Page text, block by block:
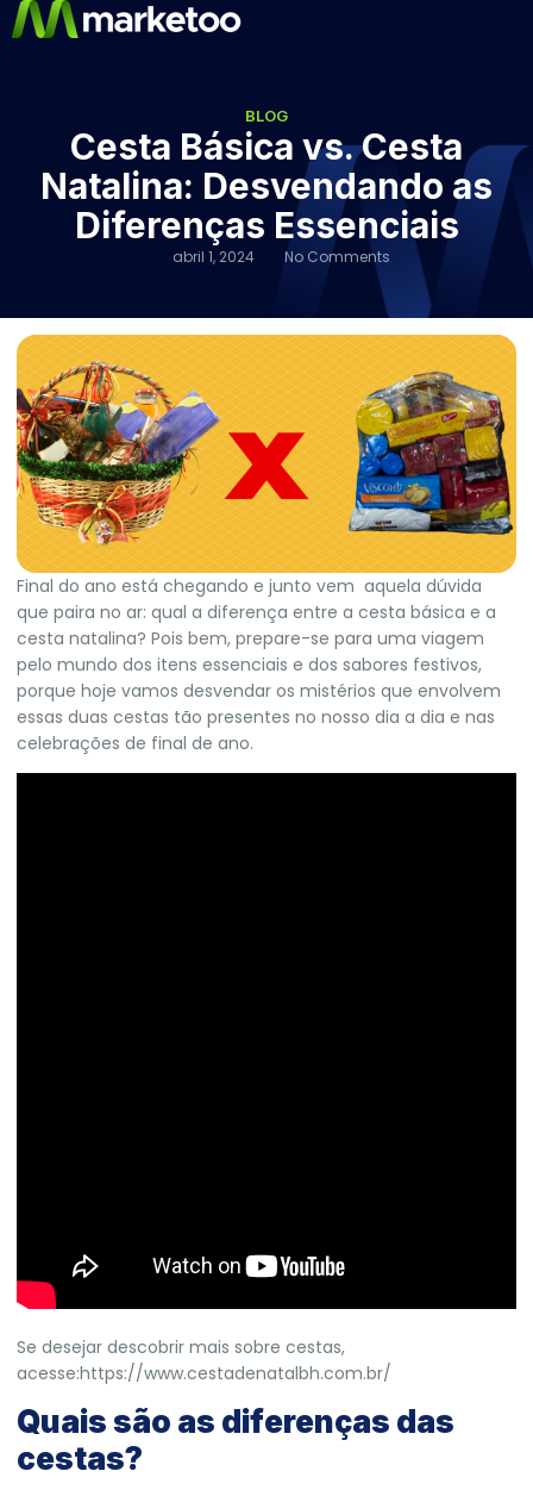
BLOG
Cesta Básica vs. Cesta
Natalina: Desvendando as
Diferenças Essenciais
abril 1, 2024 No Comments
Final do ano está chegando e junto vem aquela dúvida
que paira no ar: qual a diferença entre a cesta básica e a
cesta natalina? Pois bem, prepare-se para uma viagem
pelo mundo dos itens essenciais e dos sabores festivos,
porque hoje vamos desvendar os mistérios que envolvem
essas duas cestas tão presentes no nosso dia a dia e nas
celebrações de final de ano.
Se desejar descobrir mais sobre cestas,
acesse:https://www.cestadenatalbh.com.br/
Quais são as diferenças das
cestas?